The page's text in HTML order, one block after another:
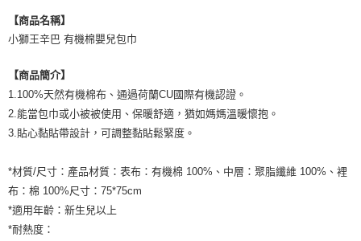
【商品名稱】
小獅王辛巴 有機棉嬰兒包巾
【商品簡介】
1.100%天然有機棉布、通過荷蘭CU國際有機認證。
2.能當包巾或小被被使用、保暖舒適，猶如媽媽溫暖懷抱。
3.貼心黏貼帶設計，可調整黏貼鬆緊度。
*材質/尺寸：產品材質：表布：有機棉 100%、中層：聚脂纖維 100%、裡
布：棉 100%尺寸：75*75cm
*適用年齡：新生兒以上
*耐熱度：